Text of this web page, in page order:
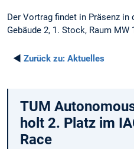
Der Vortrag findet in Präsenz in
Gebäude 2, 1. Stock, Raum MW
◄ Zurück zu: Aktuelles
TUM
holt 2. Platz im
Race